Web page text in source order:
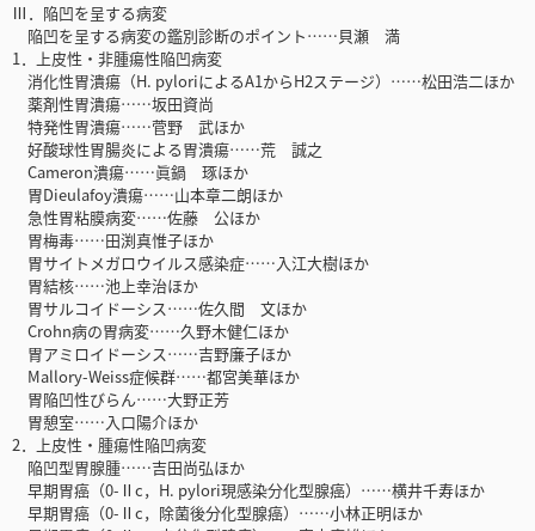
Ⅲ．陥凹を呈する病変
陥凹を呈する病変の鑑別診断のポイント……貝瀬 満
1．上皮性・非腫瘍性陥凹病変
消化性胃潰瘍（H. pyloriによるA1からH2ステージ）……松田浩二ほか
薬剤性胃潰瘍……坂田資尚
特発性胃潰瘍……菅野 武ほか
好酸球性胃腸炎による胃潰瘍……荒 誠之
Cameron潰瘍……眞鍋 琢ほか
胃Dieulafoy潰瘍……山本章二朗ほか
急性胃粘膜病変……佐藤 公ほか
胃梅毒……田渕真惟子ほか
胃サイトメガロウイルス感染症……入江大樹ほか
胃結核……池上幸治ほか
胃サルコイドーシス……佐久間 文ほか
Crohn病の胃病変……久野木健仁ほか
胃アミロイドーシス……吉野廉子ほか
Mallory-Weiss症候群……都宮美華ほか
胃陥凹性びらん……大野正芳
胃憩室……入口陽介ほか
2．上皮性・腫瘍性陥凹病変
陥凹型胃腺腫……吉田尚弘ほか
早期胃癌（0-Ⅱc，H. pylori現感染分化型腺癌）……横井千寿ほか
早期胃癌（0-Ⅱc，除菌後分化型腺癌）……小林正明ほか